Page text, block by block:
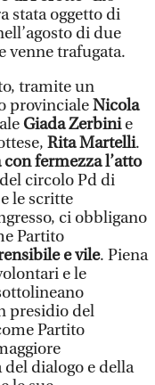
stata oggetto di
di due
venne trafugata.
tramite un
provincialeNicola
Giada Zerbinie
Rita Martelli.
fermezza l’atto
circolo Pd di
le scritte
ci obbligano
Partito
e vile. Piena
e le
presidio del
Partito
dialogo e della